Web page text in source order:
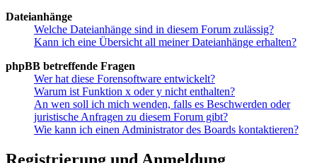
Dateianhänge
Welche Dateianhänge sind in diesem Forum zulässig?
Kann ich eine Übersicht all meiner Dateianhänge erhalten?
phpBB betreffende Fragen
Wer hat diese Forensoftware entwickelt?
Warum ist Funktion x oder y nicht enthalten?
An wen soll ich mich wenden, falls es Beschwerden oder
juristische Anfragen zu diesem Forum gibt?
Wie kann ich einen Administrator des Boards kontaktieren?